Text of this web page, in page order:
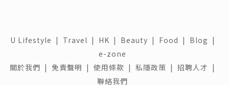
U Lifestyle | Travel | HK | Beauty | Food | Blog |
e-zone
關於我們 | 免責聲明 | 使用條款 | 私隱政策 | 招聘人才 |
聯絡我們